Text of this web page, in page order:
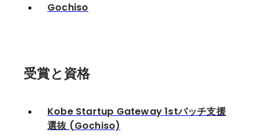
Gochiso
受賞と資格
Kobe Startup Gateway 1stバッチ支援
選抜 (Gochiso)